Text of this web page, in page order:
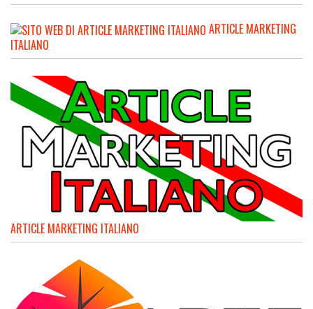
ARTICLE MARKETING
ITALIANO
ARTICLE MARKETING ITALIANO